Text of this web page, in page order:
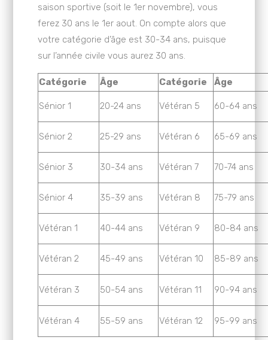
saison sportive (soit le 1er novembre), vous
ferez 30 ans le 1er aout. On compte alors que
votre catégorie d’âge est 30-34 ans, puisque
sur l’année civile vous aurez 30 ans.
Catégorie Âge Catégorie Âge
Sénior 1 20-24 ans Vétéran 5 60-64 ans
Sénior 2 25-29 ans Vétéran 6 65-69 ans
Sénior 3 30-34 ans Vétéran 7 70-74 ans
Sénior 4 35-39 ans Vétéran 8 75-79 ans
Vétéran 1 40-44 ans Vétéran 9 80-84 ans
Vétéran 2 45-49 ans Vétéran 10 85-89 ans
Vétéran 3 50-54 ans Vétéran 11 90-94 ans
Vétéran 4 55-59 ans Vétéran 12 95-99 ans